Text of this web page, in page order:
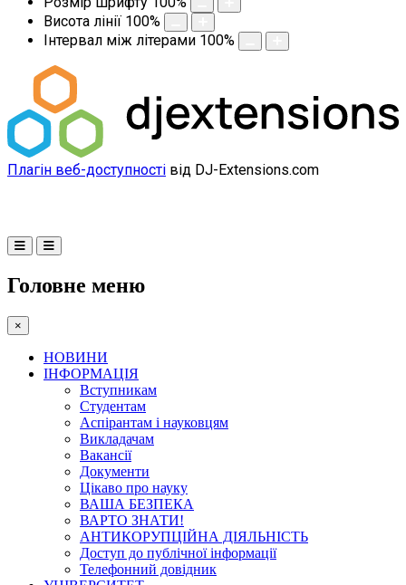
Висота лінії 100%
Інтервал між літерами 100%
Плагін веб-доступності від DJ-Extensions.com
Головне меню
×
НОВИНИ
ІНФОРМАЦІЯ
Вступникам
Студентам
Аспірантам і науковцям
Викладачам
Вакансії
Документи
Цікаво про науку
ВАША БЕЗПЕКА
ВАРТО ЗНАТИ!
АНТИКОРУПЦІЙНА ДІЯЛЬНІСТЬ
Доступ до публічної інформації
Телефонний довідник